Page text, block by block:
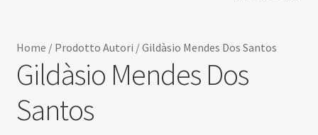
Riviste
Scuola
Home / Prodotto Autori /Gildàsio Mendes Dos Santos
Gildàsio Mendes Dos
Santos